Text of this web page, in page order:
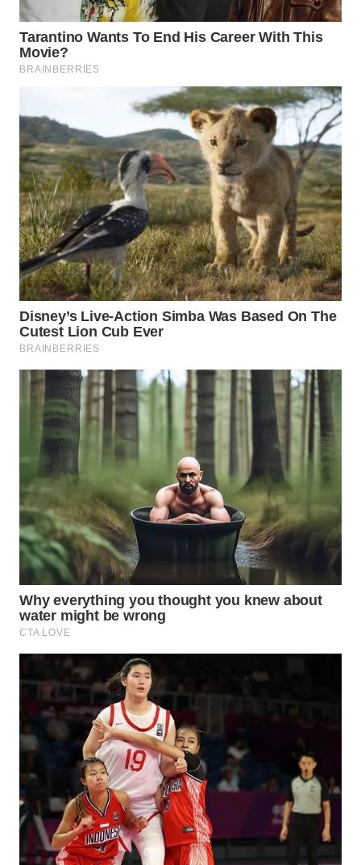
WN
PAKPAK
KARAWANG
WN
BEKASI
WN
BOGOR
WN
DEPOK
WN
UTARA
WN
SAMOSIR
WN
PADANG
LAWAS
WN
SUMEDANG
WN
CIANJUR
WN
KEPULAUAN
SERIBU
TANGERANG
WN
BINJAI